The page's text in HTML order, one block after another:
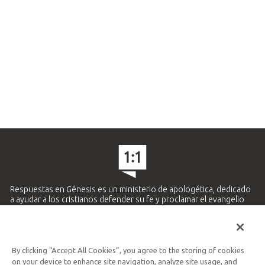
Respuestas en Génesis es un ministerio de apologética, dedicado
a ayudar a los cristianos defender su fe y proclamar el evangelio
Ministerio Hispano y Latinoamericano
By clicking “Accept All Cookies”, you agree to the storing of cookies
on your device to enhance site navigation, analyze site usage, and